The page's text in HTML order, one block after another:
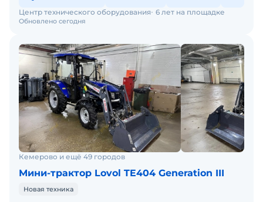
Обновлено сегодня
Центр технического оборудования 6 лет на площадке
Кемерово и ещё 49 городов
Мини-трактор Lovol TE404 Generation III
Новая техника